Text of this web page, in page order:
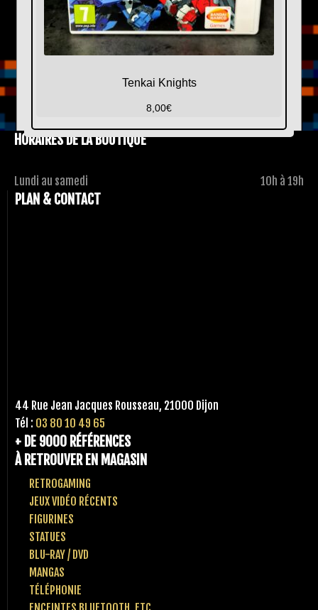
Tenkai Knights
8,00€
HORAIRES DE LA BOUTIQUE
Lundi au samedi 10h à 19h
PLAN & CONTACT
44 Rue Jean Jacques Rousseau, 21000 Dijon
Tél : 03 80 10 49 65
+ DE 9000 RÉFÉRENCES
À RETROUVER EN MAGASIN
RETROGAMING
JEUX VIDÉO RÉCENTS
FIGURINES
STATUES
BLU-RAY / DVD
MANGAS
TÉLÉPHONIE